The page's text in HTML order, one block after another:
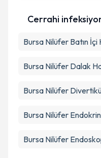
Cerrahi
Bursa Nilüfer Batın
Bursa Nilüfer Dalak
Bursa Nilüfer
Bursa Nilüfer
Bursa Nilüfer